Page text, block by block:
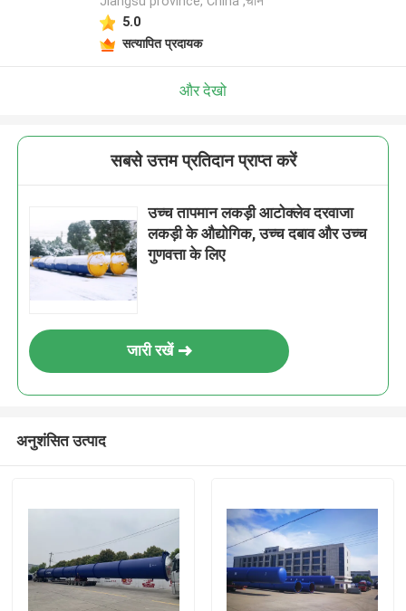
5.0
सत्यापित प्रदायक
और देखो
सबसे उत्तम प्रतिदान प्राप्त करें
उच्च तापमान लकड़ी आटोक्लेव दरवाजा
लकड़ी के औद्योगिक, उच्च दबाव और उच्च
गुणवत्ता के लिए
जारी रखें
अनुशंसित उत्पाद